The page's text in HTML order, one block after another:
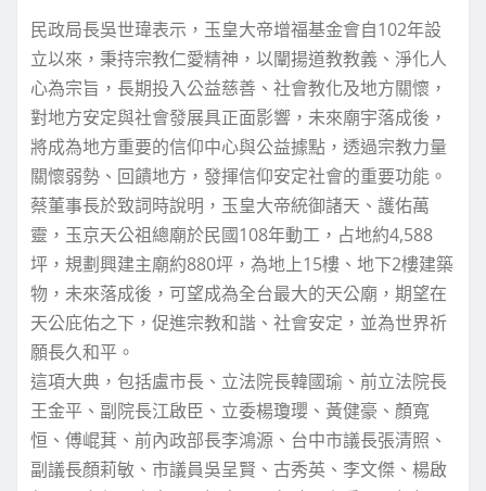
民政局長吳世瑋表示，玉皇大帝增福基金會自102年設
立以來，秉持宗教仁愛精神，以闡揚道教教義、淨化人
心為宗旨，長期投入公益慈善、社會教化及地方關懷，
對地方安定與社會發展具正面影響，未來廟宇落成後，
將成為地方重要的信仰中心與公益據點，透過宗教力量
關懷弱勢、回饋地方，發揮信仰安定社會的重要功能。
蔡董事長於致詞時說明，玉皇大帝統御諸天、護佑萬
靈，玉京天公祖總廟於民國108年動工，占地約4,588
坪，規劃興建主廟約880坪，為地上15樓、地下2樓建築
物，未來落成後，可望成為全台最大的天公廟，期望在
天公庇佑之下，促進宗教和諧、社會安定，並為世界祈
願長久和平。
這項大典，包括盧市長、立法院長韓國瑜、前立法院長
王金平、副院長江啟臣、立委楊瓊瓔、黃健豪、顏寬
恒、傅崐萁、前內政部長李鴻源、台中市議長張清照、
副議長顏莉敏、市議員吳呈賢、古秀英、李文傑、楊啟